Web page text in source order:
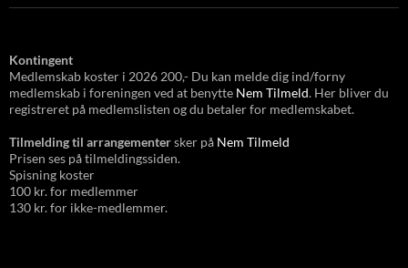
Kontingent
Medlemskab koster i 2026 200,- Du kan melde dig ind/forny
medlemskab i foreningen ved at benytte Nem Tilmeld. Her bliver du
registreret på medlemslisten og du betaler for medlemskabet.
Tilmelding til arrangementersker på Nem Tilmeld
Prisen ses på tilmeldingssiden.
Spisning koster
100 kr. for medlemmer
130 kr. for ikke-medlemmer.